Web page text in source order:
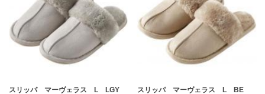
スリッパ マーヴェラス L LGY スリッパ マーヴェラス L BE